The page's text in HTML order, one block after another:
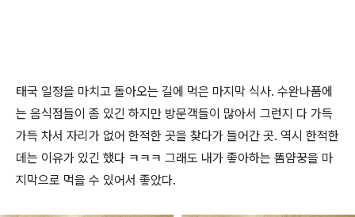
태국 일정을 마치고 돌아오는 길에 먹은 마지막 식사. 수완나품에
는 음식점들이 좀 있긴 하지만 방문객들이 많아서 그런지 다 가득
가득 차서 자리가 없어 한적한 곳을 찾다가 들어간 곳. 역시 한적한
데는 이유가 있긴 했다 ㅋㅋㅋ 그래도 내가 좋아하는 똠얌꿍을 마
지막으로 먹을 수 있어서 좋았다.